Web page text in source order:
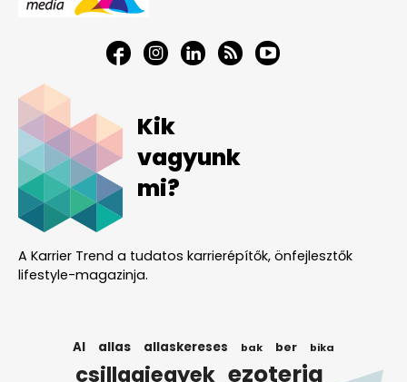
Kik
vagyunk
mi?
A Karrier Trend a tudatos karrierépítők, önfejlesztők
lifestyle-magazinja.
AI allas allaskereses bak ber bika
csillagjegyek ezoteria